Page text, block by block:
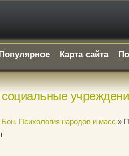
Карта сайта
Психология народов и масс »